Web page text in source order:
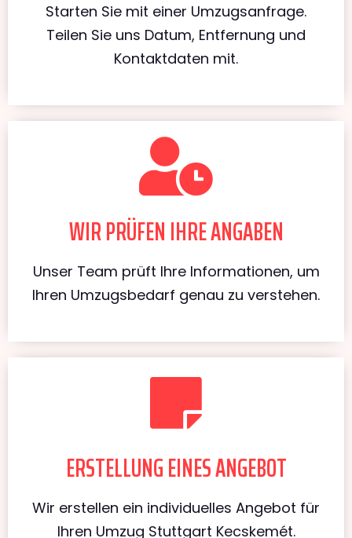
Starten Sie mit einer Umzugsanfrage.
Teilen Sie uns Datum, Entfernung und
Kontaktdaten mit.
WIR PRÜFEN IHRE ANGABEN
Unser Team prüft Ihre Informationen, um
Ihren Umzugsbedarf genau zu verstehen.
ERSTELLUNG EINES ANGEBOT
Wir erstellen ein individuelles Angebot für
Ihren Umzug Stuttgart Kecskemét.